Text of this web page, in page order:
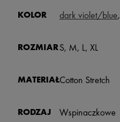
KOLOR dark violet/blue,
ROZMIARS, M, L, XL
MATERIAŁCotton Stretch
RODZAJ Wspinaczkowe